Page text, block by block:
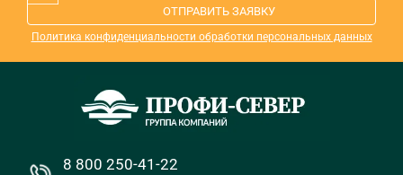
ОТПРАВИТЬ ЗАЯВКУ
Политика конфиденциальности обработки персональных данных
8 800 250-41-22